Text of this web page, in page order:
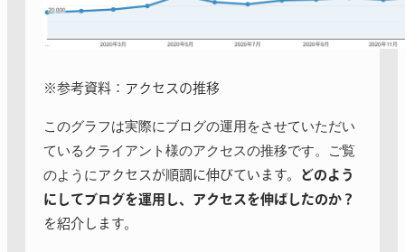
※参考資料：アクセスの推移
このグラフは実際にブログの運用をさせていただい
ているクライアント様のアクセスの推移です。ご覧
のように アクセスが順調に伸びています。
どのよう
にしてブログを運用し、アクセスを伸ばしたのか？
を紹介 します。